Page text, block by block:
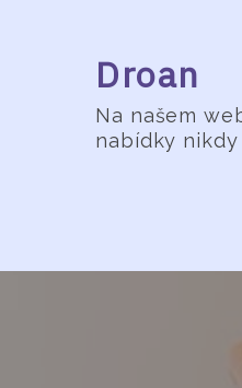
Droan
Na našem
nabídky nikdy